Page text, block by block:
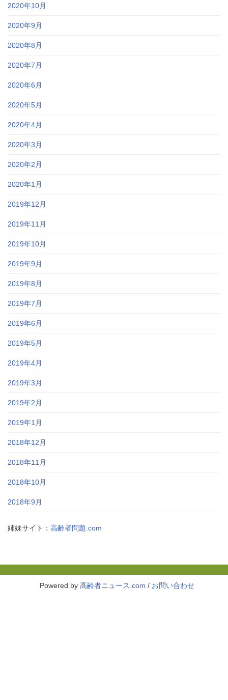
2020年10月
2020年9月
2020年8月
2020年7月
2020年6月
2020年5月
2020年4月
2020年3月
2020年2月
2020年1月
2019年12月
2019年11月
2019年10月
2019年9月
2019年8月
2019年7月
2019年6月
2019年5月
2019年4月
2019年3月
2019年2月
2019年1月
2018年12月
2018年11月
2018年10月
2018年9月
姉妹サイト： 高齢者問題.com
Powered by 高齢者ニュース.com / お問い合わせ